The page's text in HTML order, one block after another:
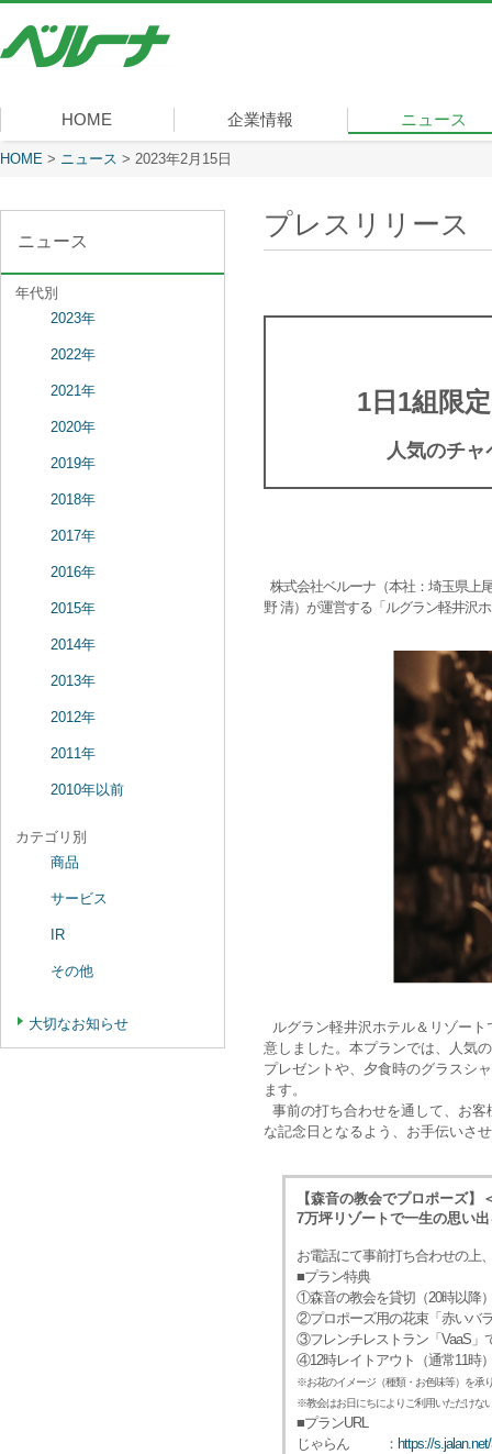
式
ベ
ル
ー
HOME 企業情報
社長メッセージ
会社概要
経営理念
沿革
組織図
事業内容
役員一覧
所在地
ニュース
現在表示しているページ
HOME > ニュース > 2023年2月15日
プレスリリース
1日1組限
人気のチ
株式会社ベルーナ（本社：埼玉県上
野 清）が運営する「ルグラン軽井沢
ルグラン軽井沢ホテル＆リゾー
意しました。本プランでは、人気
プレゼントや、夕食時のグラスシ
ます。
事前の打ち合わせを通して、お
な記念日となるよう、お手伝いさ
【森音の教会でプロポーズ】
7万坪リゾートで一生の思い
お電話にて事前打ち合わせの上
■プラン特典
①森音の教会を貸切（20時以降
②プロポーズ用の花束「赤いバ
③フレンチレストラン「VaaS」
④12時レイトアウト（通常11時
※お花のイメージ（種類・お色味等）を承
※教会はお日にちによりご利用いただけな
■プランURL
じゃらん
： https://
ニュース
年代別
2023年
2022年
2021年
2020年
2019年
2018年
2017年
2016年
2015年
2014年
2013年
2012年
2011年
2010年以前
カテゴリ別
商品
サービス
IR
その他
大切なお知らせ